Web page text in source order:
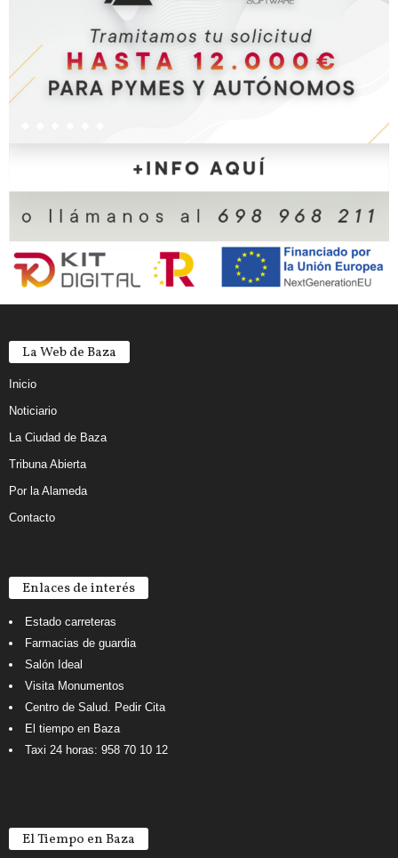
La Web de Baza
Inicio
Noticiario
La Ciudad de Baza
Tribuna Abierta
Por la Alameda
Contacto
Enlaces de interés
Estado carreteras
Farmacias de guardia
Salón Ideal
Visita Monumentos
Centro de Salud. Pedir Cita
El tiempo en Baza
Taxi 24 horas: 958 70 10 12
El Tiempo en Baza